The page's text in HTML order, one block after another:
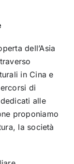
dell’Asia
in Cina e
di
alle
proponiamo
la società